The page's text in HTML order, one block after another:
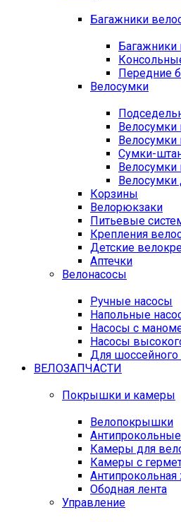
Багажники
Багажники
Передние
Велосумки
Велосумки
Велосумки
Сумки-
Велосумки
Велосумки
Корзины
Велорюкзаки
Питьевые
Крепления
Детские
Аптечки
Велонасосы
Ручные насосы
Напольные
Насосы с
Насосы
Для шоссейного
ВЕЛОЗАПЧАСТИ
Покрышки и камеры
Велопокрышки
Камеры для
Камеры с
Ободная лента
Управление